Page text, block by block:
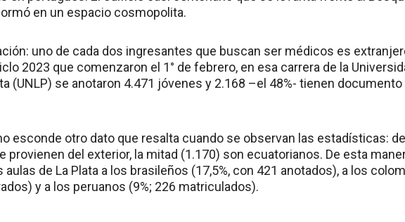
en un espacio cosmopolita.
uno de cada dos ingresantes que buscan ser médicos es
2023 que comenzaron el 1° de febrero, en esa carrera de la
(UNLP) se anotaron 4.471 jóvenes y 2.168 –el 48%- tienen
esconde otro dato que resalta cuando se observan las estadísticas:
provienen del exterior, la mitad (1.170) son ecuatorianos. De esta
aulas de La Plata a los brasileños (17,5%, con 421 anotados), a los
y a los peruanos (9%; 226 matriculados).